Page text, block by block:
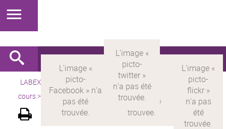
LABEX > LABEX MILYON Version française
Appels en
cours> Étudiants : Bourses d'excellence